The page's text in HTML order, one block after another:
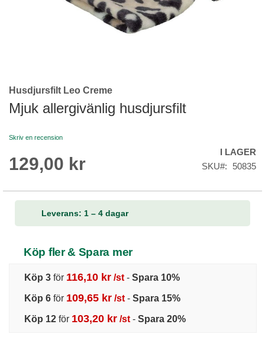
Skip
to
the
of
images
Husdjursfilt Leo Creme
Mjuk allergivänlig husdjursfilt
Skriv en recension
129,00 kr
I LAGER
SKU
50835
Leverans: 1 – 4 dagar
Köp fler & Spara mer
Köp 3 för 116,10 kr /st - Spara 10%
Köp 6 för 109,65 kr /st - Spara 15%
Köp 12 för 103,20 kr /st - Spara 20%